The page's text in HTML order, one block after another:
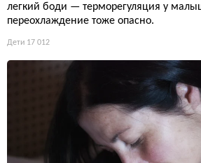
легкий боди — терморегуляция у
переохлаждение тоже опасно.
Дети 17 012